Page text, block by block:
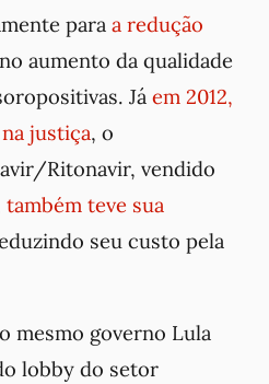
para a redução
aumento da qualidade
Já em 2012,
justiça, o
Ritonavir, vendido
também teve sua
seu custo pela
mesmo governo Lula
lobby do setor